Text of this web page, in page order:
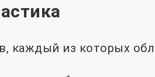
каждый из которых